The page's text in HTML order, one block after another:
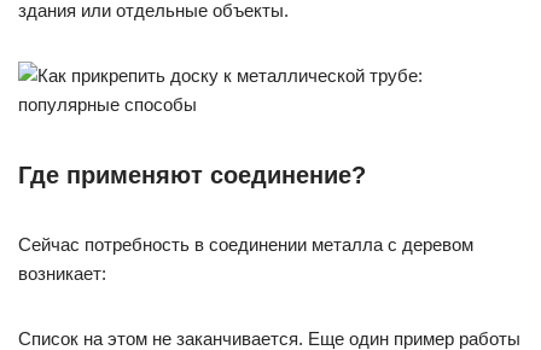
здания или отдельные объекты.
Где применяют соединение?
Сейчас потребность в соединении металла с деревом
возникает:
Список на этом не заканчивается. Еще один пример работы